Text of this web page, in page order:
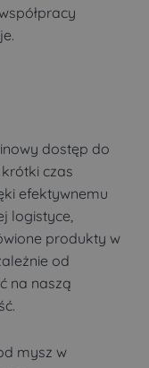
dostęp do
czas
efektywnemu
logistyce,
produkty w
od
na naszą
mysz w